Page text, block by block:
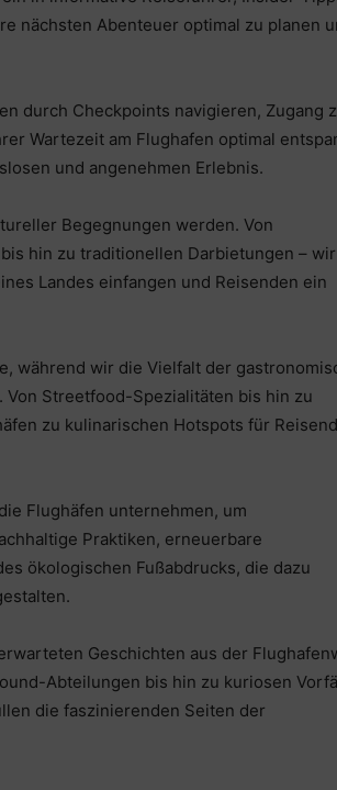
nächsten Abenteuer optimal zu planen
durch Checkpoints navigieren, Zugang
Wartezeit am Flughafen optimal
und angenehmen Erlebnis.
Begegnungen werden. Von
hin zu traditionellen Darbietungen – wir
Landes einfangen und Reisenden ein
während wir die Vielfalt der
Streetfood-Spezialitäten bis hin zu
zu kulinarischen Hotspots für
Flughäfen unternehmen, um
Praktiken, erneuerbare
ökologischen Fußabdrucks, die dazu
Geschichten aus der
Abteilungen bis hin zu kuriosen
die faszinierenden Seiten der